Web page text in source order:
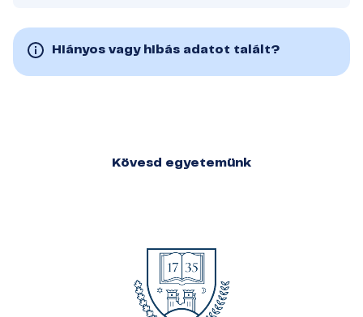
Hiányos vagy hibás adatot talált?
Kövesd egyetemünk